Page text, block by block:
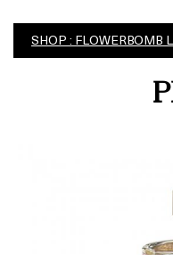
SHOP : FLOWERBOMB